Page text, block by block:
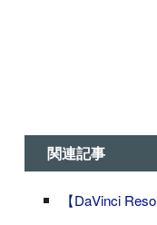
関連記事
【DaVinci